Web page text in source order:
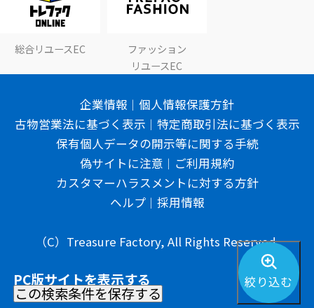
この検索条件を保存する
絞り込む
総合リユースEC
ファッション
リユースEC
企業情報
個人情報保護方針
古物営業法に基づく表示
特定商取引法に基づく表示
保有個人データの開示等に関する手続
偽サイトに注意
ご利用規約
カスタマーハラスメントに対する方針
ヘルプ
採用情報
（C）Treasure Factory, All Rights Reserved.
PC版サイトを表示する